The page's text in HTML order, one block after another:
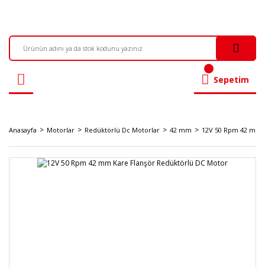
Sepetim
Anasayfa Motorlar Redüktörlü Dc Motorlar 42 mm 12V 50 Rpm 42